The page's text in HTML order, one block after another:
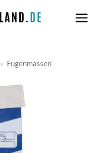
» Fugenmassen